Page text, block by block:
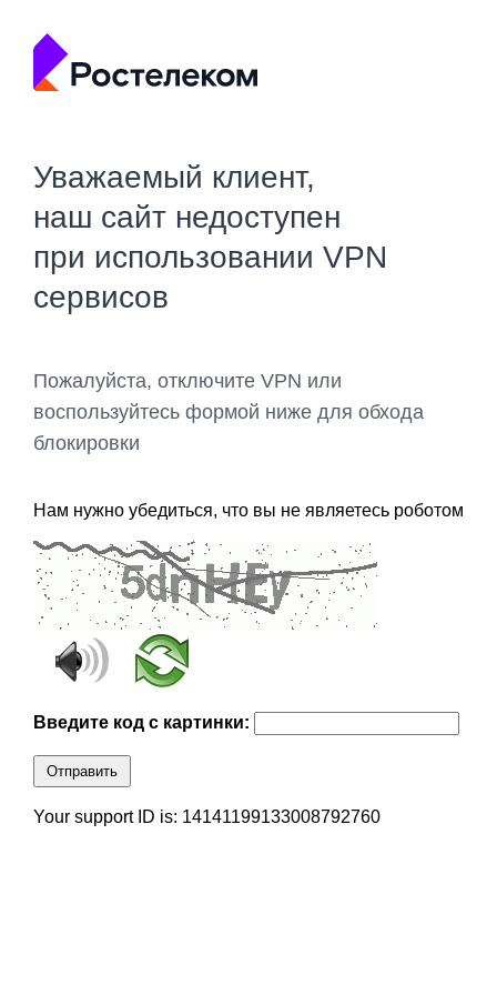
Уважаемый клиент,
наш сайт недоступен
при использовании VPN
сервисов
Пожалуйста, отключите VPN или
воспользуйтесь формой ниже для обхода
блокировки
Нам нужно убедиться, что вы не являетесь роботом
Введите код с картинки:
Отправить
Your support ID is: 14141199133008792760